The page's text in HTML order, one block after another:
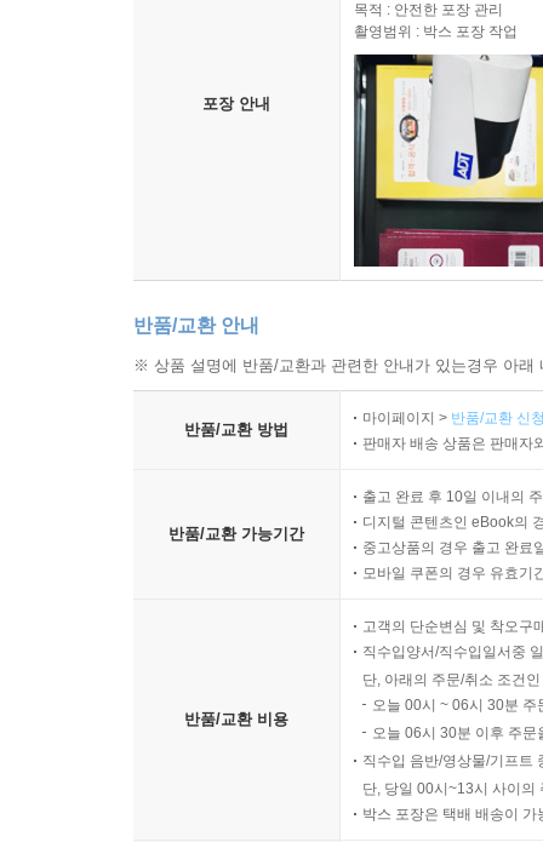
포장 안내
목적 : 안전한 포장 관리
촬영범위 : 박스 포장 작업
반품/교환 안내
※ 상품 설명에 반품/교환과 관련한 안내가 있는경우 아
반품/교환 방법
마이페이지 > 반품/교환 신
판매자 배송 상품은 판매자
반품/교환 가능기간
출고 완료 후 10일 이내의
디지털 콘텐츠인 eBook의
중고상품의 경우 출고 완료
모바일 쿠폰의 경우 유효기
반품/교환 비용
고객의 단순변심 및 착오구
직수입양서/직수입일서중
단, 아래의 주문/취소 조건
오늘 00시 ~ 06시 30분
오늘 06시 30분 이후 주
직수입 음반/영상물/기프트
단, 당일 00시~13시 사이의
박스 포장은 택배 배송이